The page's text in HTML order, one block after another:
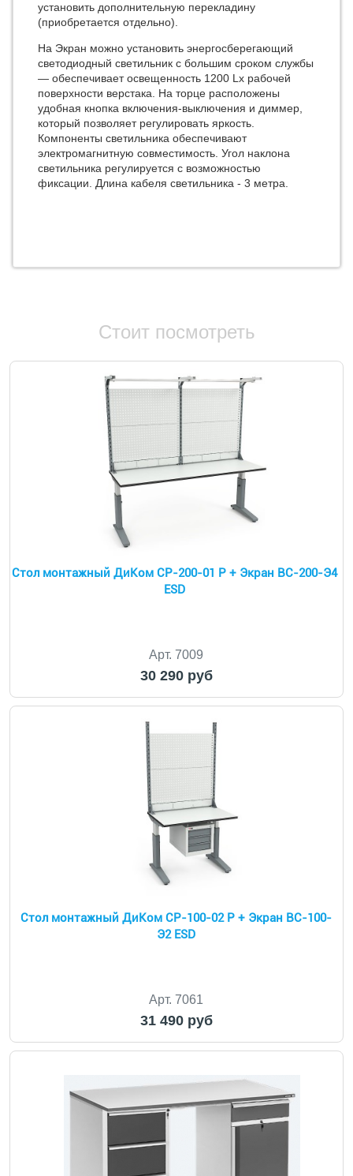
установить дополнительную перекладину
(приобретается отдельно).
На Экран можно установить энергосберегающий
светодиодный светильник с большим сроком службы
— обеспечивает освещенность 1200 Lx рабочей
поверхности верстака. На торце расположены
удобная кнопка включения-выключения и диммер,
который позволяет регулировать яркость.
Компоненты светильника обеспечивают
электромагнитную совместимость. Угол наклона
светильника регулируется с возможностью
фиксации. Длина кабеля светильника - 3 метра.
Стоит посмотреть
Cтол монтажный ДиКом СР-200-01 Р + Экран ВС-200-Э4
ESD
Арт. 7009
30 290 руб
Стол монтажный ДиКом СР-100-02 Р + Экран ВС-100-
Э2 ESD
Арт. 7061
31 490 руб